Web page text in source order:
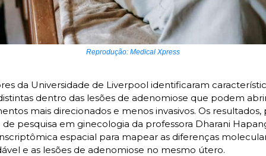
Reprodução: Medical Xpress
da Universidade de Liverpool identificaram
dentro das lesões de adenomiose que podem
mais direcionados e menos invasivos. Os resultados,
pesquisa em ginecologia da professora Dharani
espacial para mapear as diferenças
e as lesões de adenomiose no mesmo útero.